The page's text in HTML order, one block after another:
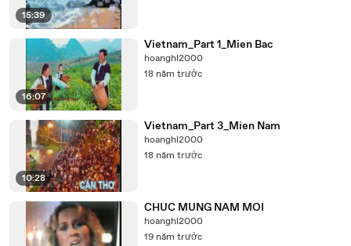
15:39
16:07
Vietnam_Part 1_Mien Bac
hoanghl2000
18 năm trước
10:28
Vietnam_Part 3_Mien Nam
hoanghl2000
18 năm trước
CHUC MUNG NAM MOI
hoanghl2000
19 năm trước